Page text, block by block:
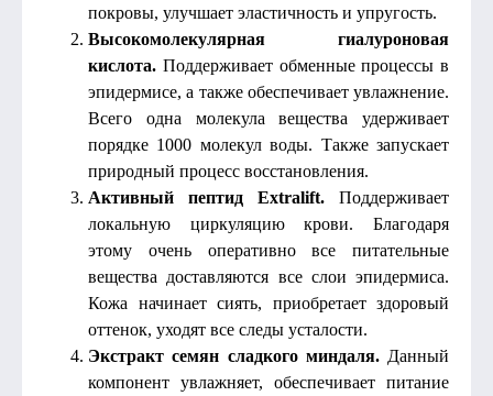
покровы, улучшает эластичность и упругость.
Высокомолекулярная гиалуроновая
кислота. Поддерживает обменные процессы в
эпидермисе, а также обеспечивает увлажнение.
Всего одна молекула вещества удерживает
порядке 1000 молекул воды. Также запускает
природный процесс восстановления.
Активный пептид Extralift. Поддерживает
локальную циркуляцию крови. Благодаря
этому очень оперативно все питательные
вещества доставляются все слои эпидермиса.
Кожа начинает сиять, приобретает здоровый
оттенок, уходят все следы усталости.
Экстракт семян сладкого миндаля.Данный
компонент увлажняет, обеспечивает питание